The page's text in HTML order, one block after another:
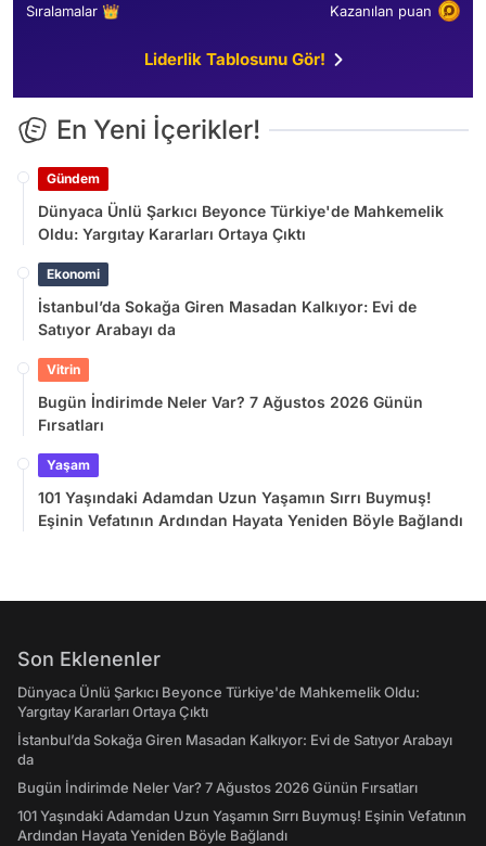
Sıralamalar 👑 Kazanılan puan
Liderlik Tablosunu Gör!
En Yeni İçerikler!
Gündem
Dünyaca Ünlü Şarkıcı Beyonce Türkiye'de Mahkemelik
Oldu: Yargıtay Kararları Ortaya Çıktı
Ekonomi
İstanbul’da Sokağa Giren Masadan Kalkıyor: Evi de
Satıyor Arabayı da
Vitrin
Bugün İndirimde Neler Var? 7 Ağustos 2026 Günün
Fırsatları
Yaşam
101 Yaşındaki Adamdan Uzun Yaşamın Sırrı Buymuş!
Eşinin Vefatının Ardından Hayata Yeniden Böyle Bağlandı
Son Eklenenler
Dünyaca Ünlü Şarkıcı Beyonce Türkiye'de Mahkemelik Oldu:
Yargıtay Kararları Ortaya Çıktı
İstanbul’da Sokağa Giren Masadan Kalkıyor: Evi de Satıyor Arabayı
da
Bugün İndirimde Neler Var? 7 Ağustos 2026 Günün Fırsatları
101 Yaşındaki Adamdan Uzun Yaşamın Sırrı Buymuş! Eşinin Vefatının
Ardından Hayata Yeniden Böyle Bağlandı